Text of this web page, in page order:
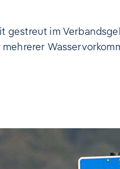
gestreut im